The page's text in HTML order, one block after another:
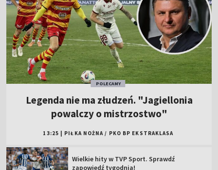
POLECAMY
Legenda nie ma złudzeń. "Jagiellonia
powalczy o mistrzostwo"
13:25 PIŁKA NOŻNA / PKO BP EKSTRAKLASA
Wielkie hity w TVP Sport. Sprawdź
zapowiedź tygodnia!